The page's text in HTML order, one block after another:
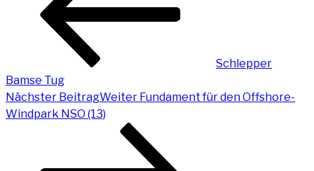
Schlepper
Bamse Tug
Nächster BeitragWeiter Fundament für den Offshore-
Windpark NSO (13)